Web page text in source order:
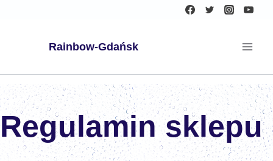
Rainbow-Gdańsk
Regulamin sklepu